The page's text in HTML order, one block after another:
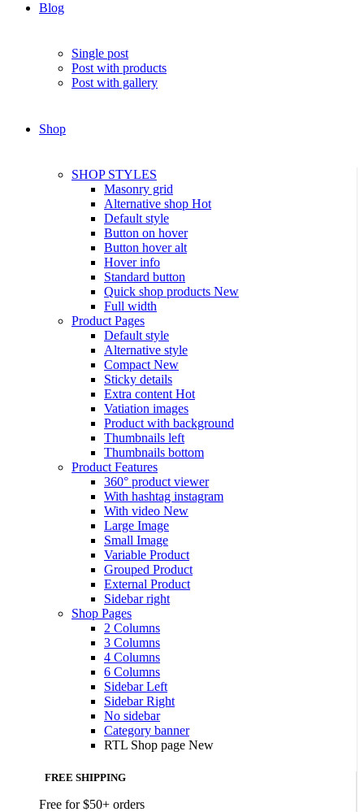
Blog
Single post
Post with products
Post with gallery
Shop
SHOP STYLES
Masonry grid
Alternative shop Hot
Default style
Button on hover
Button hover alt
Hover info
Standard button
Quick shop products New
Full width
Product Pages
Default style
Alternative style
Compact New
Sticky details
Extra content Hot
Vatiation images
Product with background
Thumbnails left
Thumbnails bottom
Product Features
360° product viewer
With hashtag instagram
With video New
Large Image
Small Image
Variable Product
Grouped Product
External Product
Sidebar right
Shop Pages
2 Columns
3 Columns
4 Columns
6 Columns
Sidebar Left
Sidebar Right
No sidebar
Category banner
RTL Shop page New
FREE SHIPPING
Free for $50+ orders